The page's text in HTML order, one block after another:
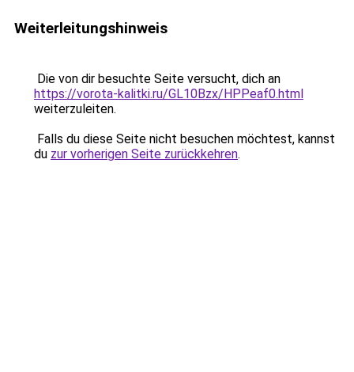
Weiterleitungshinweis
Die von dir besuchte Seite versucht, dich an
https://vorota-kalitki.ru/GL10Bzx/HPPeaf0.html
weiterzuleiten.
Falls du diese Seite nicht besuchen möchtest, kannst
du zur vorherigen Seite zurückkehren.